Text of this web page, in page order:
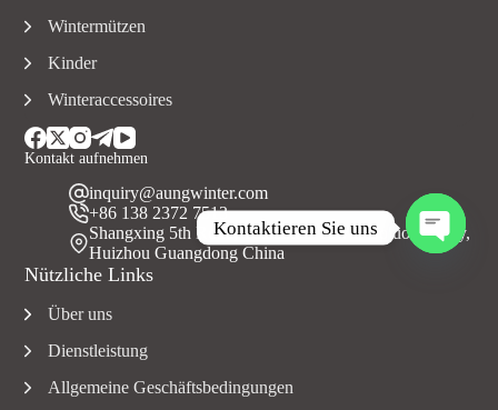
Kontakt aufnehmen
inquiry@aungwinter.com
+86 138 2372 7513
Shangxing 5th Road, Yuanzhou Town, Boluo County,
Huizhou Guangdong China
Nützliche Links
Über uns
Dienstleistung
Allgemeine Geschäftsbedingungen
Wintermützen
Kinder
Winteraccessoires
Kontaktieren Sie uns